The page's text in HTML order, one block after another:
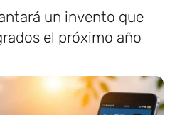
un invento que
el próximo año